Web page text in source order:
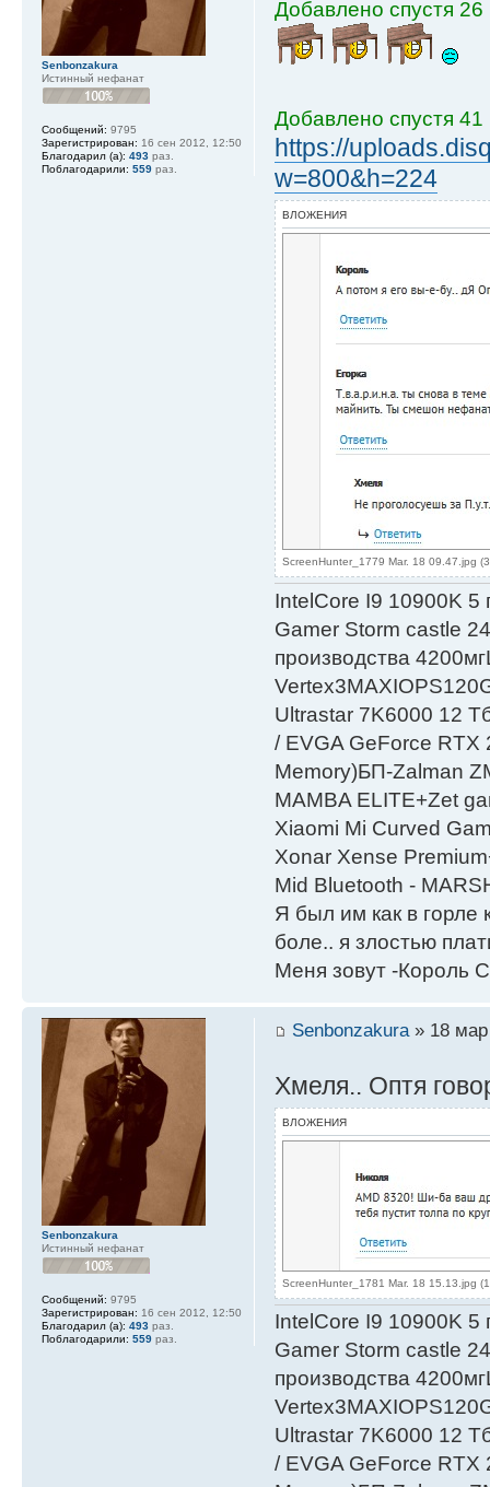
Добавлено спустя 26
Добавлено спустя
https://
w=800&h=224
ВЛОЖЕНИЯ
ScreenHunter_1779 Mar. 18 09.47.jpg
IntelСore I9 10900K 5
Gamer Storm castle
производства
Ultrastar 7K6000 12
/ EVGA GeForce RTX
Мemory)БП-Zalman
MAMBA ELITE+Zet
Xiaomi Mi Curved
Xonar Xense
Mid Bluetooth -
Я был им как в горле
боле.. я злостью
Меня зовут -Король
Senbonzakura
Истинный нефанат
Сообщений: 9795
Зарегистрирован: 16 сен 2012, 12:50
Благодарил (а): 493 раз.
Поблагодарили: 559 раз.
Senbonzakura» 18 мар
Хмеля.. Оптя
ВЛОЖЕНИЯ
ScreenHunter_1781 Mar. 18 15.13.jpg
IntelСore I9 10900K 5
Gamer Storm castle
производства
Ultrastar 7K6000 12
/ EVGA GeForce RTX
Senbonzakura
Истинный нефанат
Сообщений: 9795
Зарегистрирован: 16 сен 2012, 12:50
Благодарил (а): 493 раз.
Поблагодарили: 559 раз.